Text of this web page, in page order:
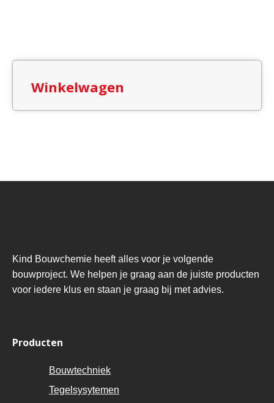
Winkelwagen
Kind Bouwchemie heeft alles voor je volgende
bouwproject. We helpen je graag aan de juiste producten
voor iedere klus en staan je graag bij met advies.
Producten
Bouwtechniek
Tegelsysytemen